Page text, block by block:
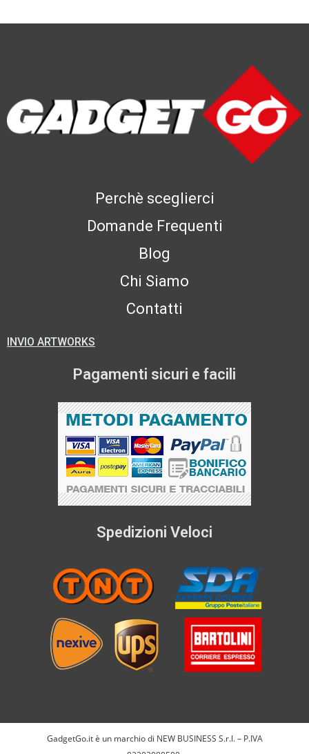
Perchè sceglierci
Domande Frequenti
Blog
Chi Siamo
Contatti
INVIO ARTWORKS
Pagamenti sicuri e facili
Spedizioni Veloci
GadgetGo.it è un marchio di NEW BUSINESS S.r.l. – P.IVA